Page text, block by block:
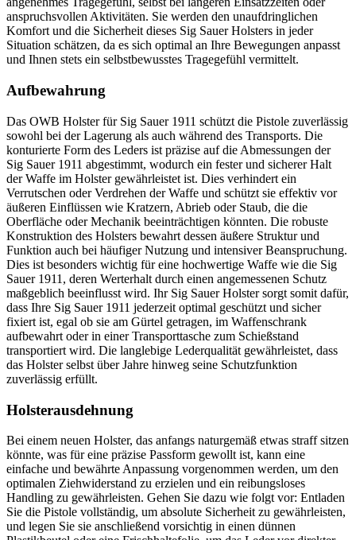
anspruchsvollen Aktivitäten. Sie werden den unaufdringlichen
Komfort und die Sicherheit dieses Sig Sauer Holsters in jeder
Situation schätzen, da es sich optimal an Ihre Bewegungen anpasst
und Ihnen stets ein selbstbewusstes Tragegefühl vermittelt.
Aufbewahrung
Das OWB Holster für Sig Sauer 1911 schützt die Pistole zuverlässig
sowohl bei der Lagerung als auch während des Transports. Die
konturierte Form des Leders ist präzise auf die Abmessungen der
Sig Sauer 1911 abgestimmt, wodurch ein fester und sicherer Halt
der Waffe im Holster gewährleistet ist. Dies verhindert ein
Verrutschen oder Verdrehen der Waffe und schützt sie effektiv vor
äußeren Einflüssen wie Kratzern, Abrieb oder Staub, die die
Oberfläche oder Mechanik beeinträchtigen könnten. Die robuste
Konstruktion des Holsters bewahrt dessen äußere Struktur und
Funktion auch bei häufiger Nutzung und intensiver Beanspruchung.
Dies ist besonders wichtig für eine hochwertige Waffe wie die Sig
Sauer 1911, deren Werterhalt durch einen angemessenen Schutz
maßgeblich beeinflusst wird. Ihr Sig Sauer Holster sorgt somit dafür,
dass Ihre Sig Sauer 1911 jederzeit optimal geschützt und sicher
fixiert ist, egal ob sie am Gürtel getragen, im Waffenschrank
aufbewahrt oder in einer Transporttasche zum Schießstand
transportiert wird. Die langlebige Lederqualität gewährleistet, dass
das Holster selbst über Jahre hinweg seine Schutzfunktion
zuverlässig erfüllt.
Holsterausdehnung
Bei einem neuen Holster, das anfangs naturgemäß etwas straff sitzen
könnte, was für eine präzise Passform gewollt ist, kann eine
einfache und bewährte Anpassung vorgenommen werden, um den
optimalen Ziehwiderstand zu erzielen und ein reibungsloses
Handling zu gewährleisten. Gehen Sie dazu wie folgt vor: Entladen
Sie die Pistole vollständig, um absolute Sicherheit zu gewährleisten,
und legen Sie sie anschließend vorsichtig in einen dünnen